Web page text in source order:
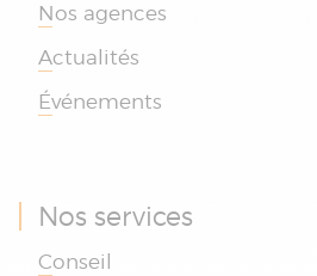
Nos agences
Actualités
Événements
Nos services
Conseil